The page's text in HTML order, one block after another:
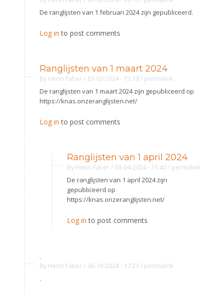
Alle Verenigingen
Nieuws
Verenigingsondersteuning
Witte Vlekkenplan
Oprichting Vereniging
Overschrijven leden
Wedstrijdorganisatie
Nieuws
Aanvragen van scheidsrechters
Scheidsrechterslijst
Import inschrijvingen uit Nahouw
Verwerk wedstrijduitslagen
NK organiseren
Promotie en logo
Geschiedenis van het schermen
Opleidingen
Tuchtzaken
Archief
Infotheek
Bibliotheek
ALV
Touché
De ranglijsten van 1 februari 2024 zijn gepubliceerd.
Log in to post comments
Ranglijsten van 1 maart 2024
By Henri Faber/ 03-03-2024 - 15:19/ permalink
De ranglijsten van 1 maart 2024 zijn gepubliceerd op
https://knas.onzeranglijsten.net/
Log in to post comments
Ranglijsten van 1 april 2024
By Henri Faber/ 03-04-2024 - 21:40/ permalink
De ranglijsten van 1 april 2024 zijn
gepubliceerd op
https://knas.onzeranglijsten.net/
Log in to post comments
.
By Henri Faber/ 06-10-2024 - 17:23 / permalink
.